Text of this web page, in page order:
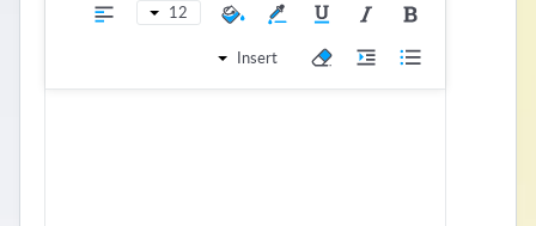
12
Insert